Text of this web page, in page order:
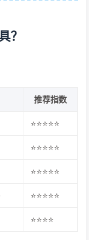
？
推荐指数
⭐⭐⭐⭐⭐
⭐⭐⭐⭐⭐
⭐⭐⭐⭐⭐
⭐⭐⭐⭐⭐
⭐⭐⭐⭐